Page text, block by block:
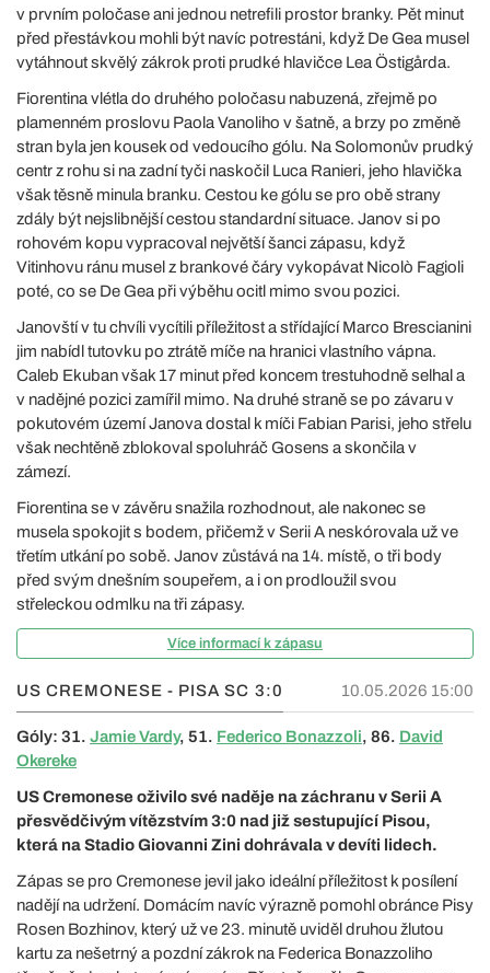
v prvním poločase ani jednou netrefili prostor branky. Pět minut
před přestávkou mohli být navíc potrestáni, když De Gea musel
vytáhnout skvělý zákrok proti prudké hlavičce Lea Östigårda.
Fiorentina vlétla do druhého poločasu nabuzená, zřejmě po
plamenném proslovu Paola Vanoliho v šatně, a brzy po změně
stran byla jen kousek od vedoucího gólu. Na Solomonův prudký
centr z rohu si na zadní tyči naskočil Luca Ranieri, jeho hlavička
však těsně minula branku. Cestou ke gólu se pro obě strany
zdály být nejslibnější cestou standardní situace. Janov si po
rohovém kopu vypracoval největší šanci zápasu, když
Vitinhovu ránu musel z brankové čáry vykopávat Nicolò Fagioli
poté, co se De Gea při výběhu ocitl mimo svou pozici.
Janovští v tu chvíli vycítili příležitost a střídající Marco Brescianini
jim nabídl tutovku po ztrátě míče na hranici vlastního vápna.
Caleb Ekuban však 17 minut před koncem trestuhodně selhal a
v nadějné pozici zamířil mimo. Na druhé straně se po závaru v
pokutovém území Janova dostal k míči Fabian Parisi, jeho střelu
však nechtěně zblokoval spoluhráč Gosens a skončila v
zámezí.
Fiorentina se v závěru snažila rozhodnout, ale nakonec se
musela spokojit s bodem, přičemž v Serii A neskórovala už ve
třetím utkání po sobě. Janov zůstává na 14. místě, o tři body
před svým dnešním soupeřem, a i on prodloužil svou
střeleckou odmlku na tři zápasy.
Více informací k zápasu
US CREMONESE - PISA SC 3:0 10.05.2026 15:00
Góly: 31. Jamie Vardy, 51. Federico Bonazzoli, 86. David
Okereke
US Cremonese oživilo své naděje na záchranu v Serii A
přesvědčivým vítězstvím 3:0 nad již sestupující Pisou,
která na Stadio Giovanni Zini dohrávala v devíti lidech.
Zápas se pro Cremonese jevil jako ideální příležitost k posílení
nadějí na udržení. Domácím navíc výrazně pomohl obránce Pisy
Rosen Bozhinov, který už ve 23. minutě uviděl druhou žlutou
kartu za nešetrný a pozdní zákrok na Federica Bonazzoliho